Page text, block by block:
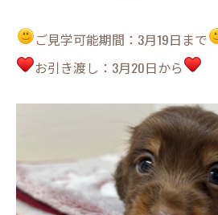
ご見学可能期間：3月19日まで
お引き渡し：3月20日から